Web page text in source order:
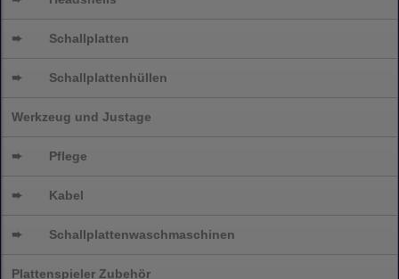
➨ Schallplatten
➨ Schallplattenhüllen
Werkzeug und Justage
➨ Pflege
➨ Kabel
➨ Schallplattenwaschmaschinen
Plattenspieler Zubehör